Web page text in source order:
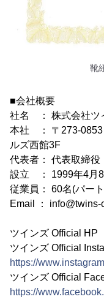
靴
■会社概要
社名 ： 株式会社ツ
本社 ： 〒273-0853
ルズ西館3F
代表者： 代表取締
設立 ： 1999年4月8
従業員： 60名(パー
Email ： info@twins-
ツインズ Official
ツインズ Official
https://
ツインズ Official
https://